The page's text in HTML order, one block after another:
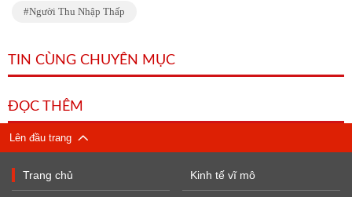
Người Thu Nhập Thấp
TIN CÙNG CHUYÊN MỤC
ĐỌC THÊM
Lên đầu trang
Trang chủ Kinh tế vĩ mô